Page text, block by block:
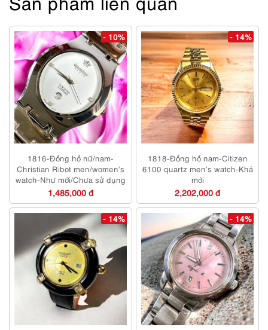
- 10%
1816-Đồng hồ nữ/nam-
Christian Ribot men/women’s
watch-Như mới/Chưa sử dụng
1,485,000 đ
- 14%
1818-Đồng hồ nam-Citizen
6100 quartz men’s watch-Khá
mới
2,202,000 đ
- 14% - 14%